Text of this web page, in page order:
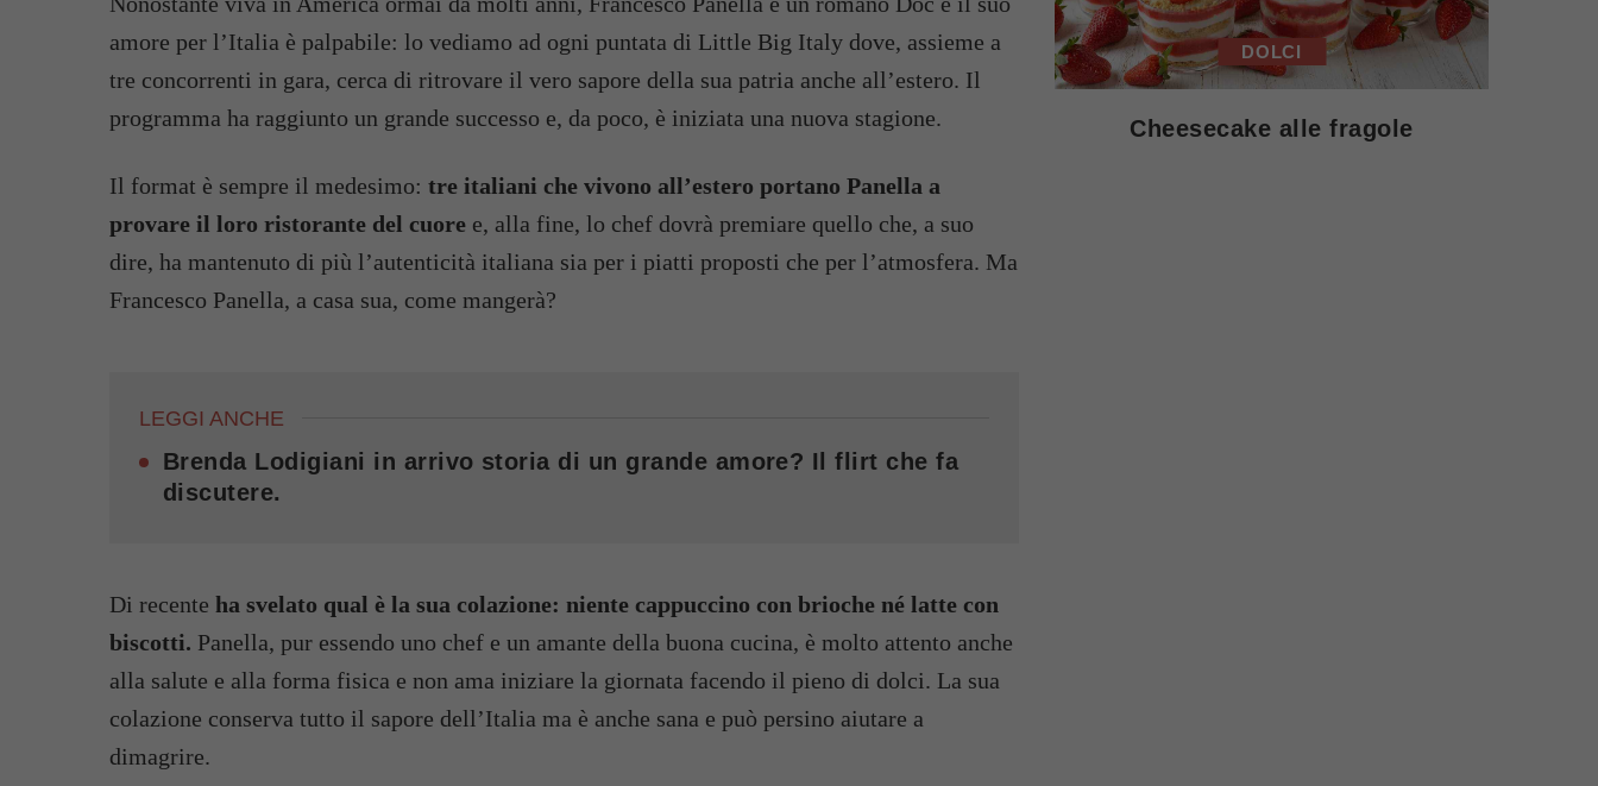
amore per l’Italia è palpabile: lo vediamo ad ogni puntata di Little Big Italy dove, assieme a
tre concorrenti in gara, cerca di ritrovare il vero sapore della sua patria anche all’estero. Il
programma ha raggiunto un grande successo e, da poco, è iniziata una nuova stagione.
Il format è sempre il medesimo: tre italiani che vivono all’estero portano Panella a
provare il loro ristorante del cuore e, alla fine, lo chef dovrà premiare quello che, a suo
dire, ha mantenuto di più l’autenticità italiana sia per i piatti proposti che per l’atmosfera. Ma
Francesco Panella, a casa sua, come mangerà?
LEGGI ANCHE
Brenda Lodigiani in arrivo storia di un grande amore? Il flirt che fa
discutere.
Di recente ha svelato qual è la sua colazione: niente cappuccino con brioche né latte con
biscotti. Panella, pur essendo uno chef e un amante della buona cucina, è molto attento anche
alla salute e alla forma fisica e non ama iniziare la giornata facendo il pieno di dolci. La sua
colazione conserva tutto il sapore dell’Italia ma è anche sana e può persino aiutare a
dimagrire.
DOLCI
Cheesecake alle fragole